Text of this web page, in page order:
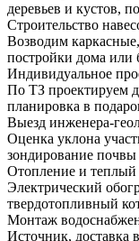
деревьев и кустов,
Строительство
Возводим
постройки дома или
Индивидуальное
По ТЗ проектируем
планировка в
Выезд инженера-
Оценка уклона
зондирование почвы
Отопление и теплый
Электрический
твердотопливный
Монтаж
Источник, доставка